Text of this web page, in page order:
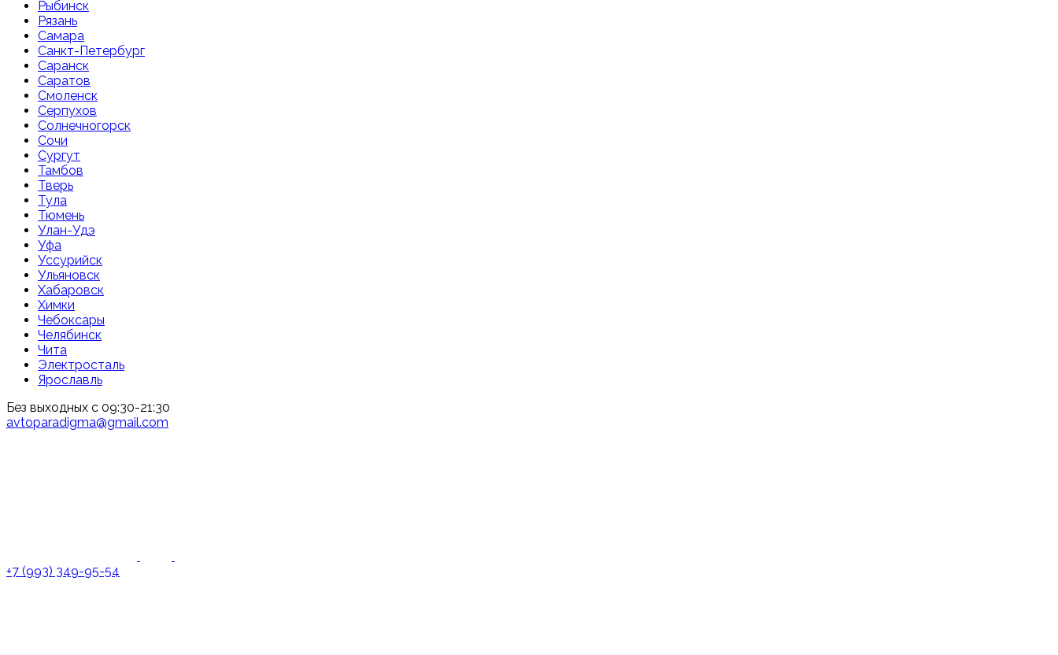
Рыбинск
Рязань
Самара
Санкт-Петербург
Саранск
Саратов
Смоленск
Серпухов
Солнечногорск
Сочи
Сургут
Тамбов
Тверь
Тула
Тюмень
Улан-Удэ
Уфа
Уссурийск
Ульяновск
Хабаровск
Химки
Чебоксары
Челябинск
Чита
Электросталь
Ярославль
Без выходных с 09:30-21:30
avtoparadigma@gmail.com
+7 (993) 349-95-54